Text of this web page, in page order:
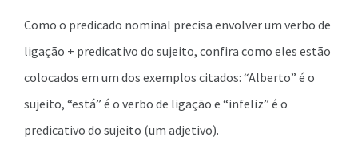
Como o predicado nominal precisa envolver um verbo de
ligação + predicativo do sujeito, confira como eles estão
colocados em um dos exemplos citados: “Alberto” é o
sujeito, “está” é o verbo de ligação e “infeliz” é o
predicativo do sujeito (um adjetivo).